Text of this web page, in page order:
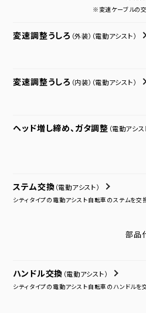
※変速ケーブルの
変速調整うしろ （外装） （電動アシスト）
変速調整うしろ （内装） （電動アシスト）
ヘッド増し締め、ガタ調整 （電動アシス
ステム交換 （電動アシスト）
シティタイプの電動アシスト自転車のステムを交
部品
ハンドル交換 （電動アシスト）
シティタイプの電動アシスト自転車のハンドルを